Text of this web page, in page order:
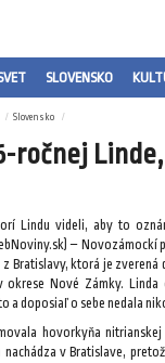
SLOVENSKO
Slovensko
ročnej
Lindu videli, aby to
–
Bratislavy, ktorá je
okrese Nové Zámky.
a doposiaľ o sebe nedala
hovorkyňa nitrianskej
nachádza v Bratislave,